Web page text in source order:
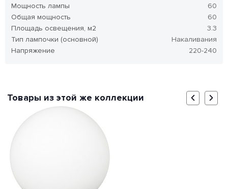
Мощность лампы
60
Общая мощность
60
Площадь освещения, м2
3.3
Тип лампочки (основной)
Накаливания
Напряжение
220-240
Товары из этой же коллекции